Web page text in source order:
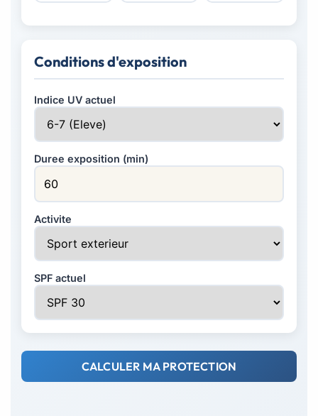
Conditions d'exposition
Indice UV actuel
Duree exposition (min)
Activite
SPF actuel
CALCULER MA PROTECTION